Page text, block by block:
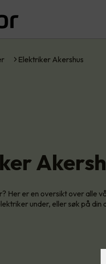
Elektriker Akershus
Her er en oversikt over alle
under, eller søk på din